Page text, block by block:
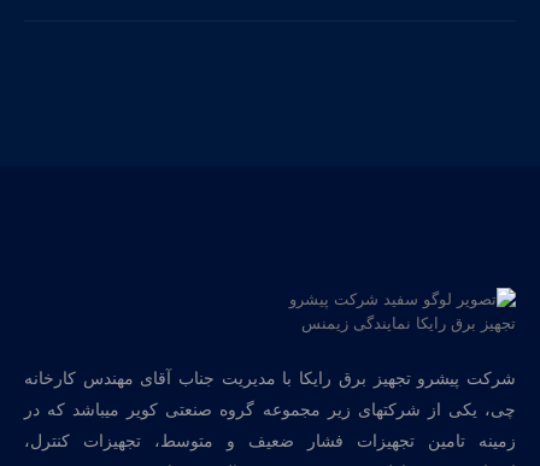
شرکت پیشرو تجهیز برق رایکا با مدیریت جناب آقای مهندس کارخانه
چی، یکی از شرکتهای زیر مجموعه گروه صنعتی کویر میباشد که در
زمینه تامین تجهیزات فشار ضعیف و متوسط، تجهیزات کنترل،